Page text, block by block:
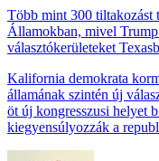
Több mint 300 tiltakozást
Államokban, mivel
választókerületeket
Kalifornia demokrata
államának szintén új
öt új kongresszusi helyet
kiegyensúlyozzák a